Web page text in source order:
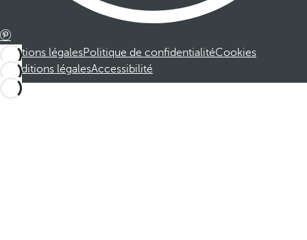
Mentions légalesPolitique de confidentialitéCookies
Conditions légalesAccessibilité